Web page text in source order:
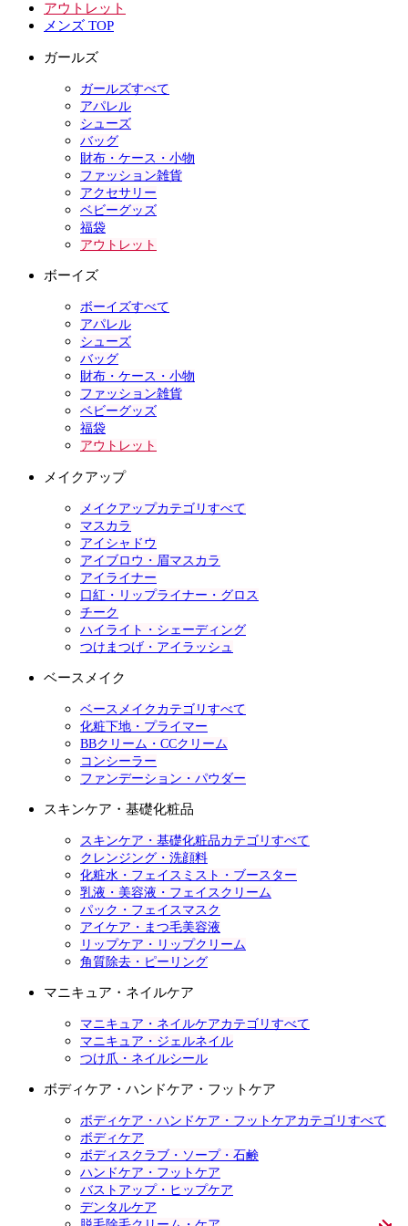
アウトレット
メンズ TOP
ガールズ
ガールズすべて
アパレル
シューズ
バッグ
財布・ケース・小物
ファッション雑貨
アクセサリー
ベビーグッズ
福袋
アウトレット
ボーイズ
ボーイズすべて
アパレル
シューズ
バッグ
財布・ケース・小物
ファッション雑貨
ベビーグッズ
福袋
アウトレット
メイクアップ
メイクアップカテゴリすべて
マスカラ
アイシャドウ
アイブロウ・眉マスカラ
アイライナー
口紅・リップライナー・グロス
チーク
ハイライト・シェーディング
つけまつげ・アイラッシュ
ベースメイク
ベースメイクカテゴリすべて
化粧下地・プライマー
BBクリーム・CCクリーム
コンシーラー
ファンデーション・パウダー
スキンケア・基礎化粧品
スキンケア・基礎化粧品カテゴリすべて
クレンジング・洗顔料
化粧水・フェイスミスト・ブースター
乳液・美容液・フェイスクリーム
パック・フェイスマスク
アイケア・まつ毛美容液
リップケア・リップクリーム
角質除去・ピーリング
マニキュア・ネイルケア
マニキュア・ネイルケアカテゴリすべて
マニキュア・ジェルネイル
つけ爪・ネイルシール
ボディケア・ハンドケア・フットケア
ボディケア・ハンドケア・フットケアカテゴリすべて
ボディケア
ボディスクラブ・ソープ・石鹸
ハンドケア・フットケア
バストアップ・ヒップケア
デンタルケア